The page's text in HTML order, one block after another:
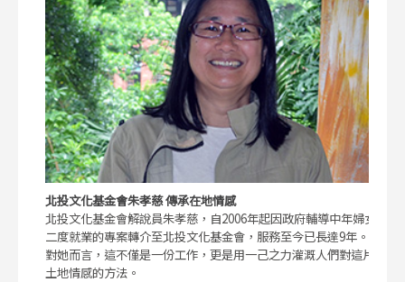
北投文化基金會朱孝慈 傳承在地情感
北投文化基金會解說員朱孝慈，自2006年起因政府輔導中年婦女
二度就業的專案轉介至北投文化基金會，服務至今已長達9年。
對她而言，這不僅是一份工作，更是用一己之力灌溉人們對這片
土地情感的方法。